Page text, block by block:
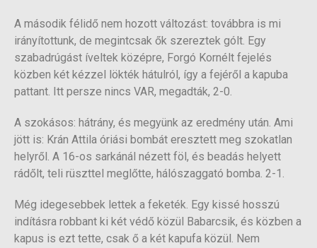
A második félidő nem hozott változást: továbbra is mi
irányítottunk, de megintcsak ők szereztek gólt. Egy
szabadrúgást íveltek középre, Forgó Kornélt fejelés
közben két kézzel lökték hátulról, így a fejéről a kapuba
pattant. Itt persze nincs VAR, megadták, 2-0.
A szokásos: hátrány, és megyünk az eredmény után. Ami
jött is: Krán Attila óriási bombát eresztett meg szokatlan
helyről. A 16-os sarkánál nézett föl, és beadás helyett
rádőlt, teli rüszttel meglőtte, hálószaggató bomba. 2-1.
Még idegesebbek lettek a feketék. Egy kissé hosszú
indításra robbant ki két védő közül Babarcsik, és közben a
kapus is ezt tette, csak ő a két kapufa közül. Nem